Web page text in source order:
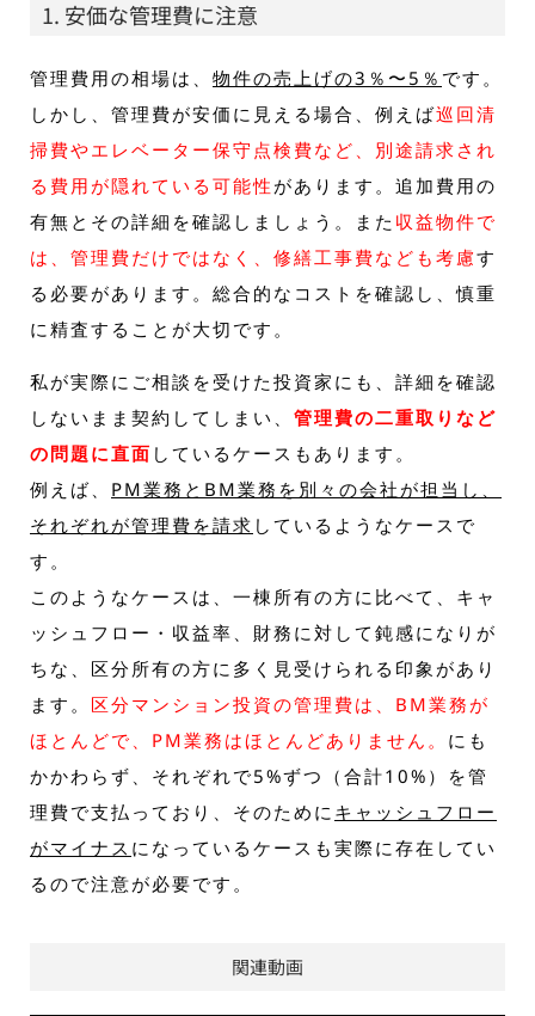
1. 安価な管理費に注意
管理費用の相場は、 物件の売上げの3％〜5％ です。
しかし、管理費が安価に見える場合、例えば巡回清
掃費やエレベーター保守点検費など、別途請求され
る費用が隠れている可能性 があります。追加費用の
有無とその詳細を確認しましょう。また 収益物件で
は、管理費だけではなく、修繕工事費なども考慮す
る必要があります。総合的なコストを確認し、慎重
に精査することが大切です。
私が実際にご相談を受けた投資家にも、詳細を確認
しないまま契約してしまい、 管理費の二重取りなど
の問題に直面 しているケースもあります。
例えば、 PM業務とBM業務を別々の会社が担当し、
それぞれが管理費を請求 しているようなケースで
す。
このようなケースは、一棟所有の方に比べて、キャ
ッシュフロー・収益率、財務に対して鈍感になりが
ちな、区分所有の方に多く見受けられる印象があり
ます。 区分マンション投資の管理費は、BM業務が
ほとんどで、PM業務はほとんどありません。 にも
かかわらず、それぞれで5%ずつ（合計10%）を管
理費で支払っており、そのために キャッシュフロー
がマイナス になっているケースも実際に存在してい
るので注意が必要です。
関連動画